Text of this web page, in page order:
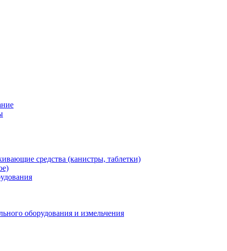
средства (канистры, таблетки)
оборудования и измельчения